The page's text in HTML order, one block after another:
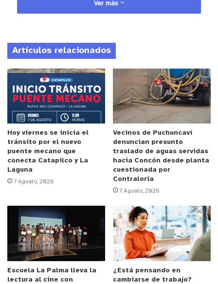
servicios y prestaciones de manera de alcanzar la
“Esta apertura está inserta en un programa que es
de habilitar en un 100 por ciento el Hospital; pero
la palabra Pensionado puede llevar a engaño, pues
todavía, en la puesta en marcha de esto, la idea es
que sea para pacientes institucionales. Es decir, es
una extensión de camas a la dotación actual y,
efectivamente, está muy orientada a pacientes
post operados, o sea pacientes que fueron
sometidos a cirugías en Pabellón y,
sostuvo el Director del Hospital Biprovincial
Quillota Petorca
Gran nivel de las salas para recibir pacientes post
operados
Ver más
Artículos relacionados
Hoy viernes se inicia el
tránsito por el nuevo
puente mecano que
conecta Catapilco y La
Laguna
7 Agosto, 2026
Vecinos de Puchuncaví
denuncian presunto
traslado de aguas servidas
hacia Concón desde planta
cuestionada por
Contraloría
7 Agosto, 2026
Escuela La Palma lleva la
lectura al cine con
¿Está pensando en
cambiarse de trabajo?